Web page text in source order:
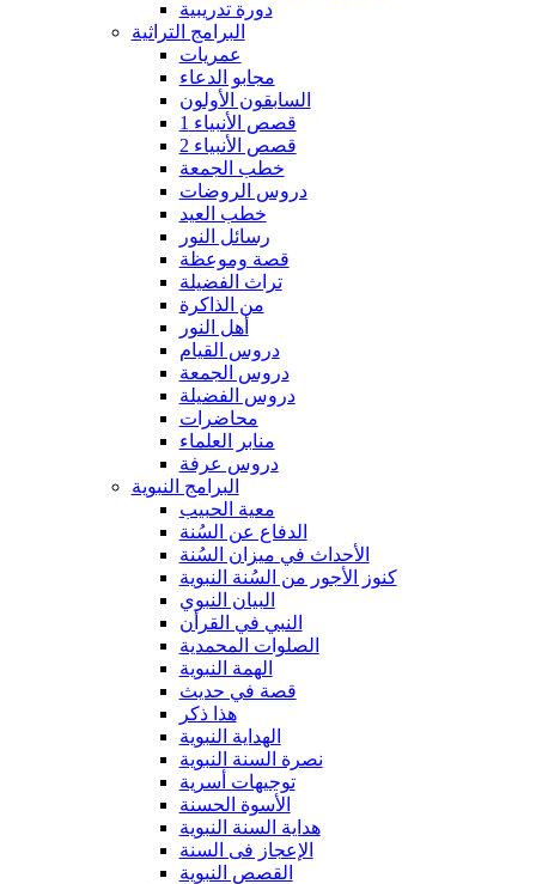
دورة تدريبية
البرامج التراثية
عمريات
مجابو الدعاء
السابقون الأولون
قصص الأنبياء 1
قصص الأنبياء 2
خطب الجمعة
دروس الروضات
خطب العيد
رسائل النور
قصة وموعظة
تراث الفضيلة
من الذاكرة
أهل النور
دروس القيام
دروس الجمعة
دروس الفضيلة
محاضرات
منابر العلماء
دروس عرفة
البرامج النبوية
معية الحبيب
الدفاع عن السُنة
الأحداث في ميزان السُنة
كنوز الأجور من السُنة النبوية
البيان النبوي
النبي في القرأن
الصلوات المحمدية
الهمة النبوية
قصة في حديث
هذا ذكر
الهداية النبوية
نصرة السنة النبوية
توجيهات أسرية
الأسوة الحسنة
هداية السنة النبوية
الإعجاز فى السنة
القصص النبوية